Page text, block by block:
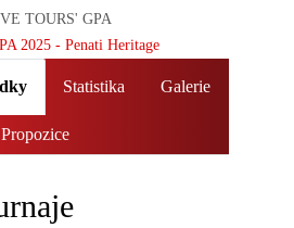
TOURS' GPA
2025 - Penati Heritage
Statistika Galerie
Propozice